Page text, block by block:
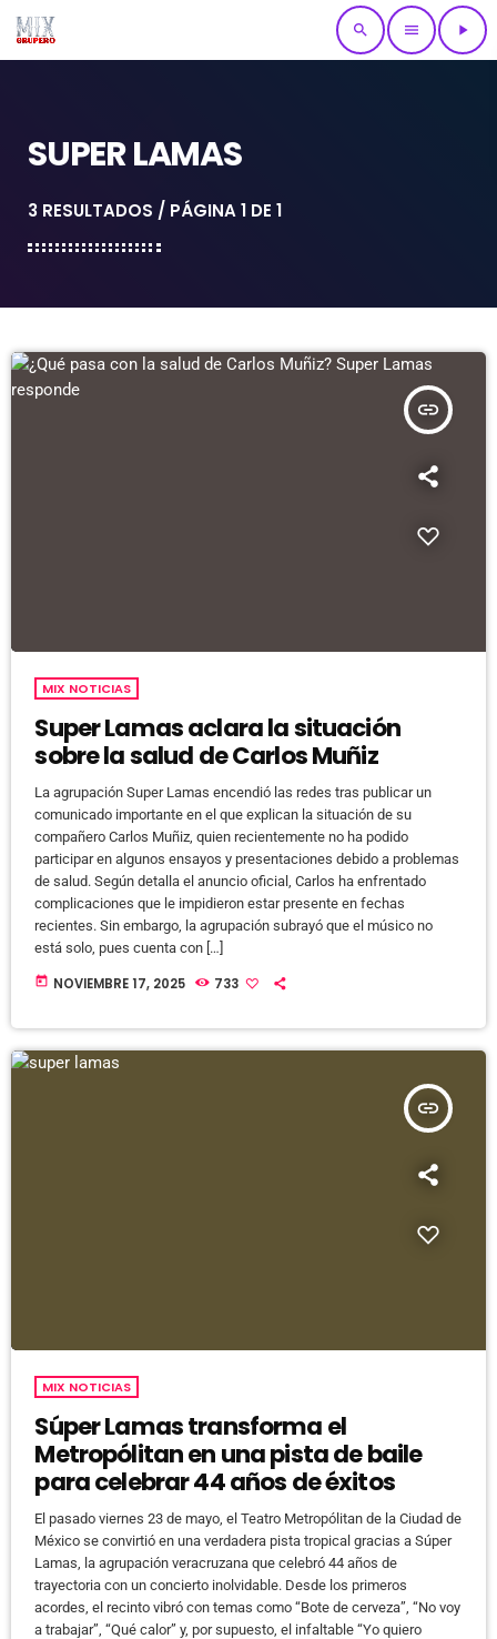
search menu play_arrow
SUPER LAMAS
3 RESULTADOS / PÁGINA 1 DE 1
insert_link
MIX NOTICIAS
Super Lamas aclara la situación
sobre la salud de Carlos Muñiz
La agrupación Super Lamas encendió las redes tras publicar un
comunicado importante en el que explican la situación de su
compañero Carlos Muñiz, quien recientemente no ha podido
participar en algunos ensayos y presentaciones debido a problemas
de salud. Según detalla el anuncio oficial, Carlos ha enfrentado
complicaciones que le impidieron estar presente en fechas
recientes. Sin embargo, la agrupación subrayó que el músico no
está solo, pues cuenta con […]
today NOVIEMBRE 17, 2025 733
insert_link
MIX NOTICIAS
Súper Lamas transforma el
Metropólitan en una pista de baile
para celebrar 44 años de éxitos
El pasado viernes 23 de mayo, el Teatro Metropólitan de la Ciudad de
México se convirtió en una verdadera pista tropical gracias a Súper
Lamas, la agrupación veracruzana que celebró 44 años de
trayectoria con un concierto inolvidable. Desde los primeros
acordes, el recinto vibró con temas como “Bote de cerveza”, “No voy
a trabajar”, “Qué calor” y, por supuesto, el infaltable “Yo quiero